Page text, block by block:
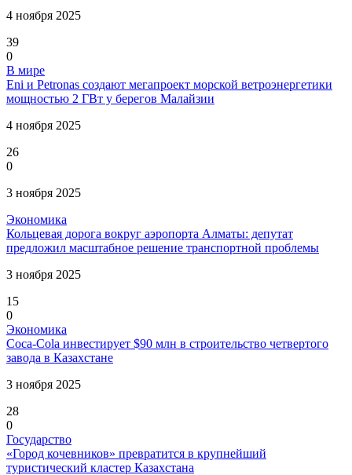
4 ноября 2025
39
0
В мире
Eni и Petronas создают мегапроект морской ветроэнергетики
мощностью 2 ГВт у берегов Малайзии
4 ноября 2025
26
0
3 ноября 2025
Экономика
Кольцевая дорога вокруг аэропорта Алматы: депутат
предложил масштабное решение транспортной проблемы
3 ноября 2025
15
0
Экономика
Coca-Cola инвестирует $90 млн в строительство четвертого
завода в Казахстане
3 ноября 2025
28
0
Государство
«Город кочевников» превратится в крупнейший
туристический кластер Казахстана